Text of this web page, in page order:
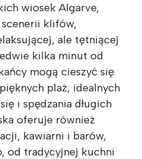
wiosek Algarve,
scenerii klifów,
ale tętniącej
kilka minut od
mogą cieszyć się
plaż, idealnych
i spędzania długich
oferuje również
kawiarni i barów,
od tradycyjnej kuchni